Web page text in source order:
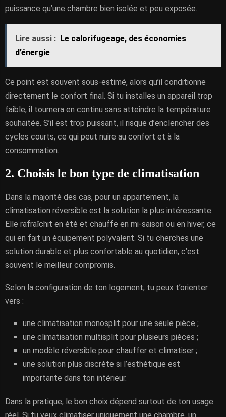
puissance qu’une chambre bien isolée et peu exposée.
Lire aussi : Le calorifugeage, des économies
d’énergie
Ce point est souvent sous-estimé, alors qu’il conditionne
directement le confort final. Si tu installes un appareil trop
faible, il tournera en continu sans atteindre la température
souhaitée. S’il est trop puissant, il risque d’enclencher des
cycles courts, ce qui peut nuire au confort et à la
consommation.
2. Choisis le bon type de climatisation
Dans la majorité des cas, pour un appartement, la
climatisation réversible est la solution la plus intéressante.
Elle rafraîchit en été et chauffe en mi-saison ou en hiver, ce
qui en fait un équipement polyvalent. Si tu cherches une
solution durable et plus confortable au quotidien, c’est
souvent le meilleur compromis.
Selon la configuration de ton logement, tu peux t’orienter
vers :
une climatisation monosplit pour une seule pièce ;
une climatisation multisplit pour plusieurs pièces ;
un modèle réversible pour chauffer et climatiser ;
une solution plus discrète si l’esthétique est
importante dans ton intérieur.
Dans la pratique, le bon choix dépend surtout de ton usage